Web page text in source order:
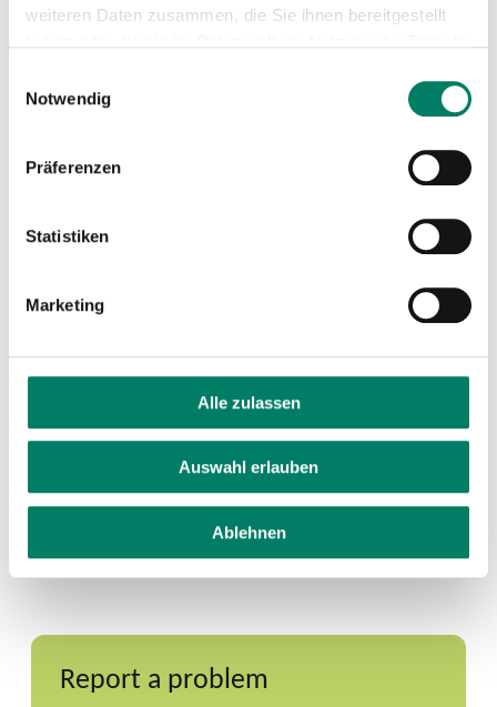
weiteren Daten zusammen, die Sie ihnen bereitgestellt
Notwendig
Präferenzen
Statistiken
Marketing
Alle zulassen
Auswahl erlauben
Ablehnen
Report a problem